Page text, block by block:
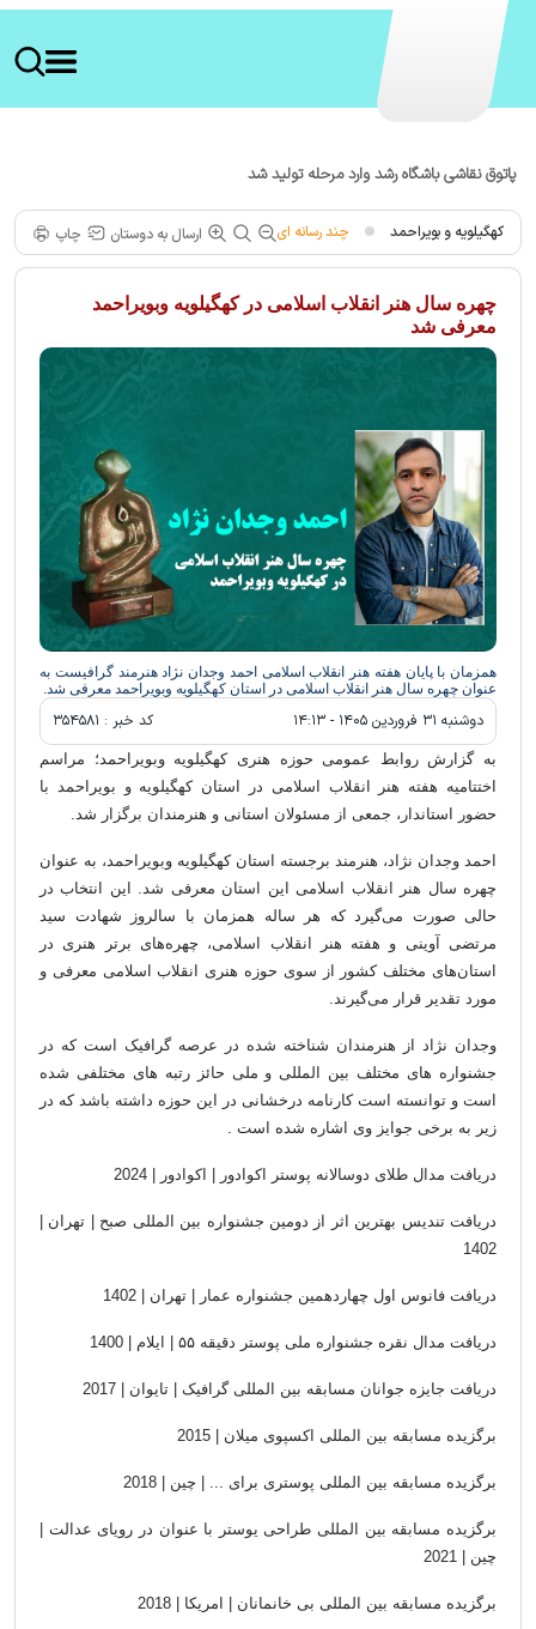
پاتوق نقاشی باشگاه رشد وارد مرحله تولید شد
کهگیلویه و بویراحمد چند رسانه ای ارسال به دوستان چاپ
چهره سال هنر انقلاب اسلامی در کهگیلویه وبویراحمد
معرفی شد
همزمان با پایان هفته هنر انقلاب اسلامی احمد وجدان نژاد هنرمند گرافیست به
عنوان چهره سال هنر انقلاب اسلامی در استان کهگیلویه وبویراحمد معرفی شد.
دوشنبه ۳۱ فروردين ۱۴۰۵ - ۱۴:۱۳ کد خبر :
به گزارش روابط عمومی حوزه هنری کهگیلویه وبویراحمد؛ مراسم
اختتامیه هفته هنر انقلاب اسلامی در استان کهگیلویه و بویراحمد با
حضور استاندار، جمعی از مسئولان استانی و هنرمندان برگزار شد.
احمد وجدان نژاد، هنرمند برجسته استان کهگیلویه وبویراحمد، به عنوان
چهره سال هنر انقلاب اسلامی این استان معرفی شد. این انتخاب در
حالی صورت می‌گیرد که هر ساله همزمان با سالروز شهادت سید
مرتضی آوینی و هفته هنر انقلاب اسلامی، چهره‌های برتر هنری در
استان‌های مختلف کشور از سوی حوزه هنری انقلاب اسلامی معرفی و
مورد تقدیر قرار می‌گیرند.
وجدان نژاد از هنرمندان شناخته شده در عرصه گرافیک است که در
جشنواره های مختلف بین المللی و ملی حائز رتبه های مختلفی شده
است و توانسته است کارنامه درخشانی در این حوزه داشته باشد که در
زیر به برخی جوایز وی اشاره شده است .
دریافت مدال طلای دوسالانه پوستر اكوادور | اكوادور | 2024
دریافت تندیس بهترین اثر از دومین جشنواره بین المللی صبح | تهران |
1402
دريافت فانوس اول چهاردهمین جشنواره عمار | تهران | 1402
دریافت مدال نقره جشنواره ملی پوستر دقیقه ۵۵ | ایلام | 1400
دریافت جایزه جوانان مسابقه بین المللی گرافیک | تايوان | 2017
برگزیده مسابقه بین المللی اکسپوی میلان | 2015
برگزیده مسابقه بین المللی پوستری برای ... | چین | 2018
برگزیده مسابقه بین
المللی طراحی یوستر با عنوان در رویای عدالت |
چین | 2021
برگزیده مسابقه بین المللی بی خانمانان | امريكا | 2018